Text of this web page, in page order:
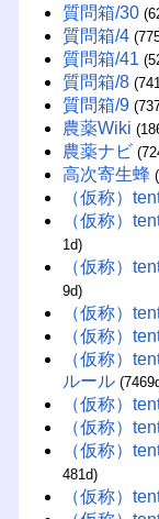
質問箱/30
質問箱/4
質問箱/41
質問箱/8
質問箱/9
農薬Wiki
農薬ナビ
高次寄生蜂
（仮称）
（仮称）
1d)
（仮称）
9d)
（仮称）
（仮称）
（仮称）
ルール
（仮称）
（仮称）
（仮称）
481d)
（仮称）